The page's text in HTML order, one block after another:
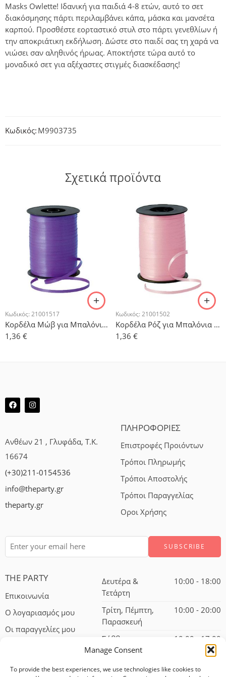
Manage Consent
To provide the best experiences, we use technologies like cookies to
Masks Owlette! Ιδανική για παιδιά 4-8 ετών, αυτό το σετ
διακόσμησης πάρτι περιλαμβάνει κάπα, μάσκα και μανσέτα
καρπού. Προσθέστε εορταστικό στυλ στο πάρτι γενεθλίων ή
την αποκριάτικη εκδήλωση. Δώστε στο παιδί σας τη χαρά να
νιώσει σαν αληθινός ήρωας. Αποκτήστε τώρα αυτό το
μοναδικό σετ για αξέχαστες στιγμές διασκέδασης!
Κωδικός: M9903735
Σχετικά προϊόντα
Κωδικός: 21001517
Κορδέλα Μώβ για Μπαλόνια 500μ
1,36 €
Κωδικός: 21001502
Κορδέλα Ρόζ για Μπαλόνια 500μ
1,36 €
Ανθέων 21 , Γλυφάδα, Τ.Κ.
16674
(+30)211-0154536
info@theparty.gr
theparty.gr
ΠΛΗΡΟΦΟΡΙΕΣ
Επιστροφές Προιόντων
Τρόποι Πληρωμής
Τρόποι Αποστολής
Τρόποι Παραγγελίας
Οροι Χρήσης
THE PARTY
Επικοινωνία
Ο λογαριασμός μου
Οι παραγγελίες μου
Δευτέρα &
Τετάρτη
10:00 - 18:00
Τρίτη, Πέμπτη,
Παρασκευή
10:00 - 20:00
Σάββατο 10:00 - 17:00